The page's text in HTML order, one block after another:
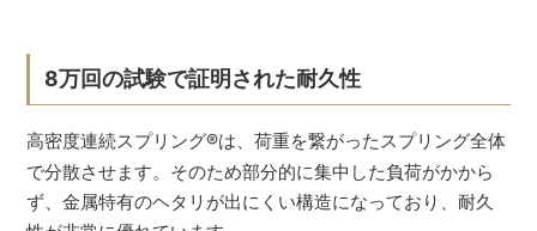
8万回の試験で証明された耐久性
高密度連続スプリング®は、荷重を繋がったスプリング全体
で分散させます。そのため部分的に集中した負荷がかから
ず、金属特有のヘタリが出にくい構造になっており、耐久